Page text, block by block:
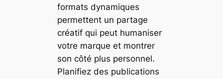
formats dynamiques
permettent un partage
créatif qui peut humaniser
votre marque et montrer
son côté plus personnel.
Planifiez des publications